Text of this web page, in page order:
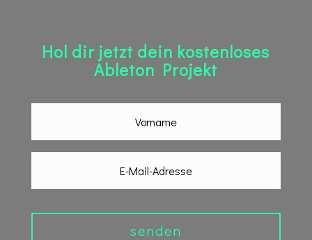
Hol dir jetzt dein kostenloses
Ableton Projekt
senden